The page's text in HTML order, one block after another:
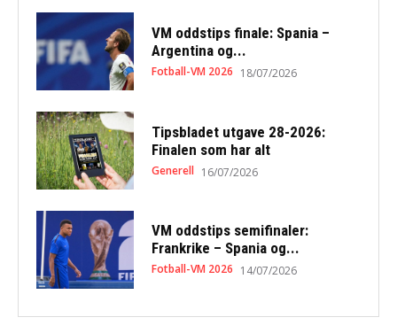
VM oddstips finale: Spania –
Argentina og...
Fotball-VM 2026 18/07/2026
Tipsbladet utgave 28-2026:
Finalen som har alt
Generell 16/07/2026
VM oddstips semifinaler:
Frankrike – Spania og...
Fotball-VM 2026 14/07/2026